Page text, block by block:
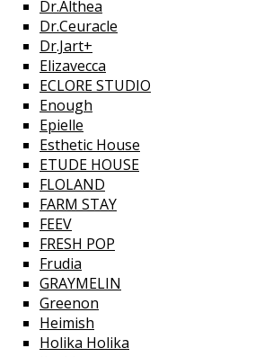
Dr.Althea
Dr.Ceuracle
Dr.Jart+
Elizavecca
ECLORE STUDIO
Enough
Epielle
Esthetic House
ETUDE HOUSE
FLOLAND
FARM STAY
FEEV
FRESH POP
Frudia
GRAYMELIN
Greenon
Heimish
Holika Holika